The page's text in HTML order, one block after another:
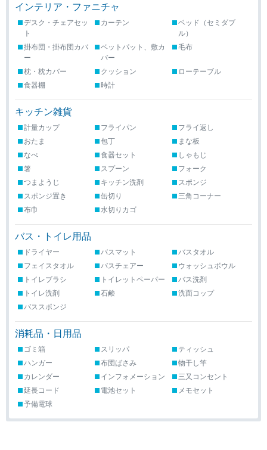
インテリア・ファニチャ
デスク・チェアセッ
ト
カーテン
ベッド（セミダブ
ル）
掛布団・掛布団カバ
ー
ベットパット、敷カ
バー
毛布
枕・枕カバー クッション
ローテーブル
食器棚
時計
キッチン雑貨
計量カップ フライパン
フライ返し
おたま
包丁
まな板
なべ
食器セット
しゃもじ
箸
スプーン
フォーク
つまようじ
キッチン洗剤
スポンジ
スポンジ置き
缶切り
三角コーナー
布巾
水切りカゴ
バス・トイレ用品
ドライヤー バスマット
バスタオル
フェイスタオル
バスチェアー
ウォッシュボウル
トイレブラシ
トイレットペーパー
バス洗剤
トイレ洗剤
石鹸
洗面コップ
バススポンジ
消耗品・日用品
ゴミ箱 スリッパ
ティッシュ
ハンガー
布団ばさみ
物干し竿
カレンダー
インフォメーション
三又コンセント
延長コード
電池セット
メモセット
予備電球